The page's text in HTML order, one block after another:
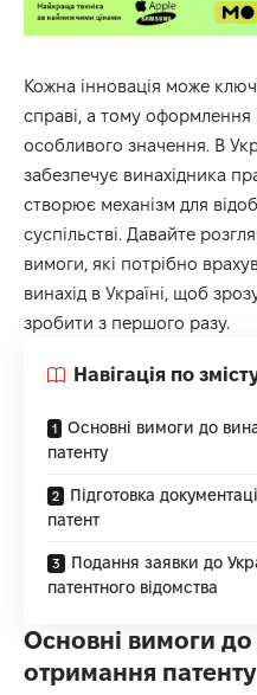
Кожна інновація може
справі, а тому оформлення
особливого значення. В
забезпечує винахідника
створює механізм для
суспільстві. Давайте
вимоги, які потрібно
винахід в Україні, щоб
зробити з першого разу.
Навігація по
Основні вимоги до
патенту
Підготовка
патент
Подання заявки до
патентного відомства
Основні вимоги
отримання патенту